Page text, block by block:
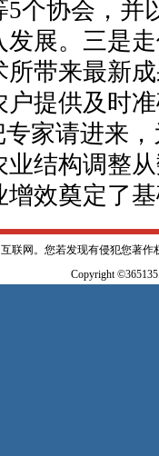
5个协会，并
发展。三是
所带来最新
户提供及时
专家请进来
业结构调整
增效奠定了
联网。您若发现有侵犯您著
Copyright